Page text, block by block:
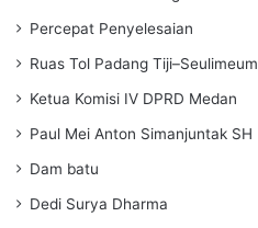
Percepat Penyelesaian
Ruas Tol Padang Tiji–Seulimeum
Ketua Komisi IV DPRD Medan
Paul Mei Anton Simanjuntak SH
Dam batu
Dedi Surya Dharma